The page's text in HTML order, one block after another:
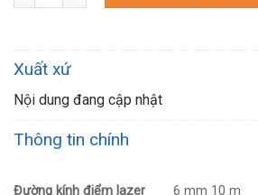
Xuất xứ
Nội dung đang cập nhật
Thông tin chính
Đường kính điểm lazer
6 mm 10 m